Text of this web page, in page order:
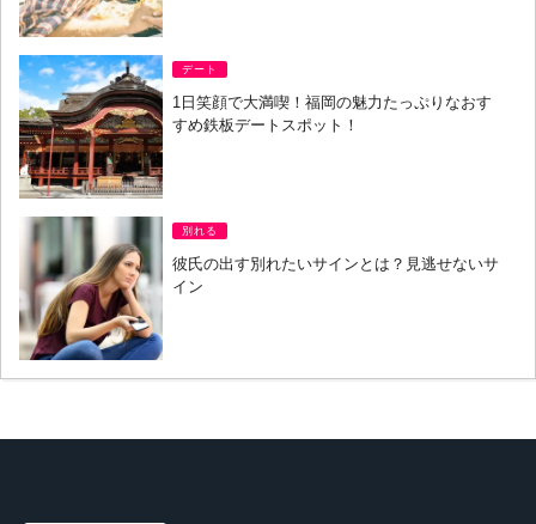
デート
1日笑顔で大満喫！福岡の魅力たっぷりなおす
すめ鉄板デートスポット！
別れる
彼氏の出す別れたいサインとは？見逃せないサ
イン